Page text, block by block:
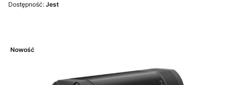
Dostępność: Jest
Nowość